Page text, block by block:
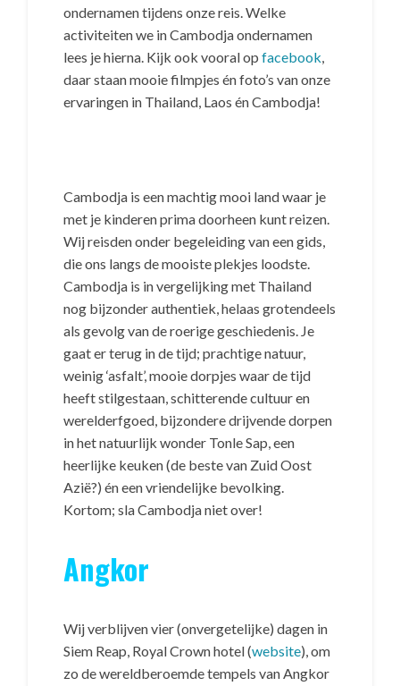
ondernamen tijdens onze reis. Welke
activiteiten we in Cambodja ondernamen
lees je hierna. Kijk ook vooral opfacebook,
daar staan mooie filmpjes én foto’s van onze
ervaringen in Thailand, Laos én Cambodja!
Cambodja is een machtig mooi land waar je
met je kinderen prima doorheen kunt reizen.
Wij reisden onder begeleiding van een gids,
die ons langs de mooiste plekjes loodste.
Cambodja is in vergelijking met Thailand
nog bijzonder authentiek, helaas grotendeels
als gevolg van de roerige geschiedenis. Je
gaat er terug in de tijd; prachtige natuur,
weinig ‘asfalt’, mooie dorpjes waar de tijd
heeft stilgestaan, schitterende cultuur en
werelderfgoed, bijzondere drijvende dorpen
in het natuurlijk wonder Tonle Sap, een
heerlijke keuken (de beste van Zuid Oost
Azië?) én een vriendelijke bevolking.
Kortom; sla Cambodja niet over!
Angkor
Wij verblijven vier (onvergetelijke) dagen in
Siem Reap, Royal Crown hotel (website), om
zo de wereldberoemde tempels van Angkor